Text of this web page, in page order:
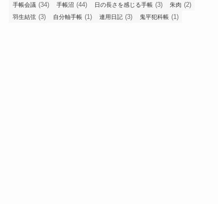
手帳会議 (34) 手帳沼 (44) 日の長さを感じる手帳 (3) 朱肉 (2)
羽生結弦 (3) 自分軸手帳 (1) 連用日記 (3) 鬼平犯科帳 (1)